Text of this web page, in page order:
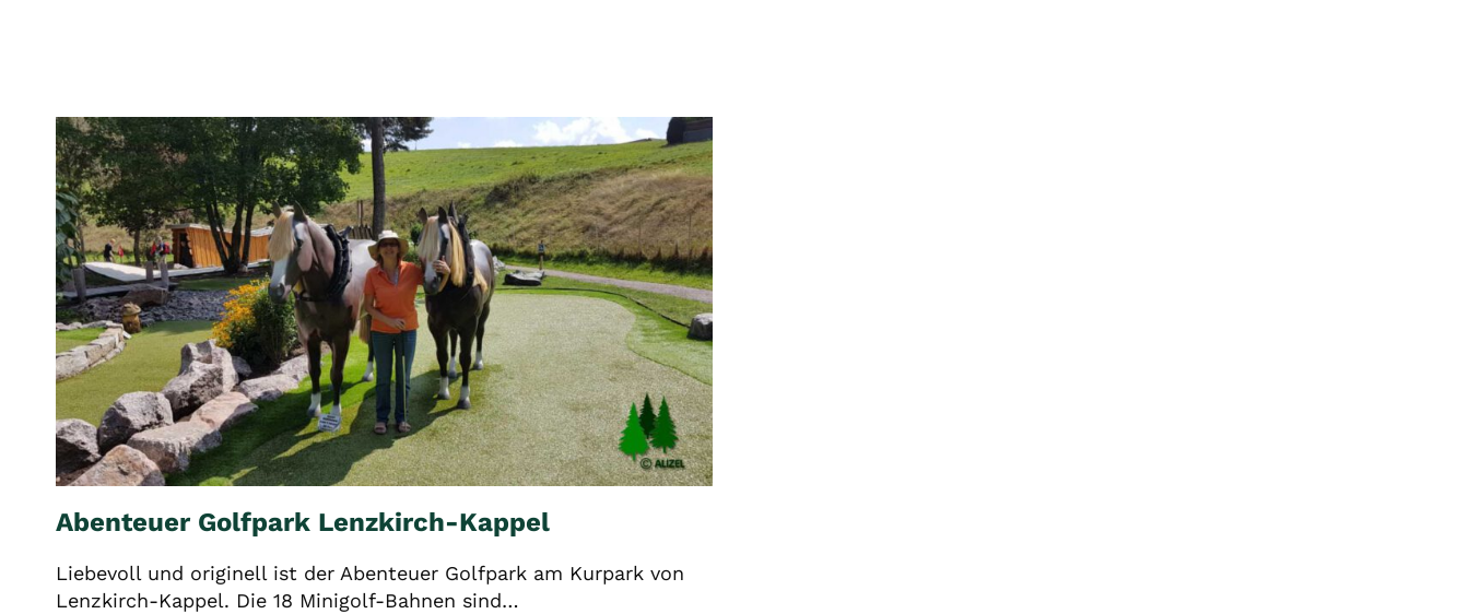
Abenteuer Golfpark Lenzkirch-Kappel
Liebevoll und originell ist der Abenteuer Golfpark am Kurpark von
Lenzkirch-Kappel. Die 18 Minigolf-Bahnen sind…